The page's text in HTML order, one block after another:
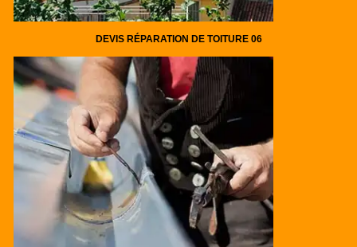
DEVIS RÉPARATION DE TOITURE 06